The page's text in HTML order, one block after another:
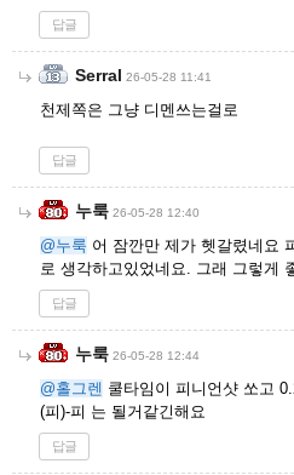
답글
Serral 26-05-28 11:41
천제쪽은 그냥 디멘쓰는걸로
답글
누룩 26-05-28 12:40
@누룩 어 잠깐만 제가 헷갈렸네요
로 생각하고있었네요. 그래 그렇게
답글
누룩 26-05-28 12:44
@홀그렌 쿨타임이 피니언샷 쏘고
(피)-피 는 될거같긴해요
답글